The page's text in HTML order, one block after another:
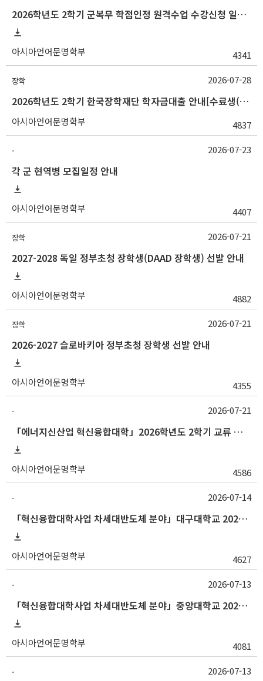
2026학년도 2학기 군복무 학점인정 원격수업 수강신청 일정 등 안내
아시아언어문명학부 4341
장학
2026학년도 2학기 한국장학재단 학자금대출 안내[수료생(연구생)]
아시아언어문명학부 4837
2026-07-28
-
각 군 현역병 모집일정 안내
아시아언어문명학부 4407
2026-07-23
장학
2027-2028 독일 정부초청 장학생(DAAD 장학생) 선발 안내
아시아언어문명학부 4882
2026-07-21
장학
2026-2027 슬로바키아 정부초청 장학생 선발 안내
아시아언어문명학부 4355
2026-07-21
-
「에너지신산업 혁신융합대학」2026학년도 2학기 교류 수학 안내 (한양대)
아시아언어문명학부 4586
2026-07-21
-
「혁신융합대학사업 차세대반도체 분야」대구대학교 2026-2학기 교류수학 안내
아시아언어문명학부 4627
2026-07-14
-
「혁신융합대학사업 차세대반도체 분야」중앙대학교 2026학년도 2학기 교류 수학 안내
아시아언어문명학부 4081
2026-07-13
- 2026-07-13